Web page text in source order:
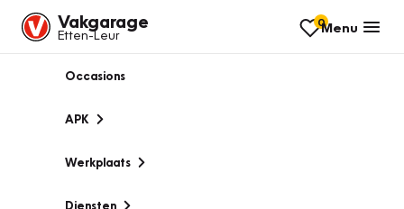
Vakgarage
Etten-Leur
0Menu
Occasions
APK
Werkplaats
Diensten